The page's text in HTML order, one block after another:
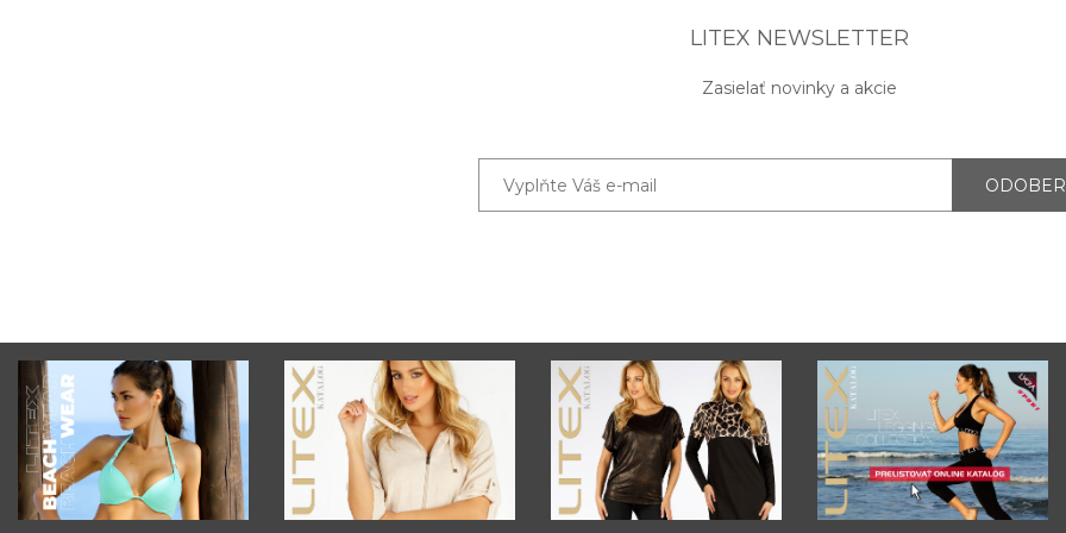
LITEX NEWSLETTER
Zasielať novinky a akcie